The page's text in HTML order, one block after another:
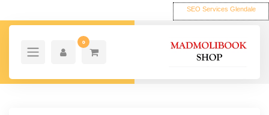
SEO Services Glendale
0